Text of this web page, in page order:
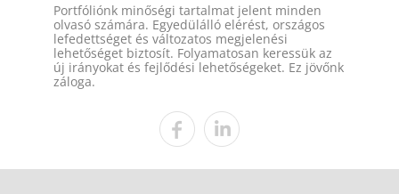
Portfóliónk minőségi tartalmat jelent minden
olvasó számára. Egyedülálló elérést, országos
lefedettséget és változatos megjelenési
lehetőséget biztosít. Folyamatosan keressük az
új irányokat és fejlődési lehetőségeket. Ez jövőnk
záloga.